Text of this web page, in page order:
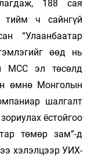
188 сая
тийм ч сайнгүй
“Улаанбаатар
өөд нь
МСС эл төсөлд
өмнө Монголын
шалгалт
ёстойгоо
төмөр зам”-д
хэлэлцээр УИХ-